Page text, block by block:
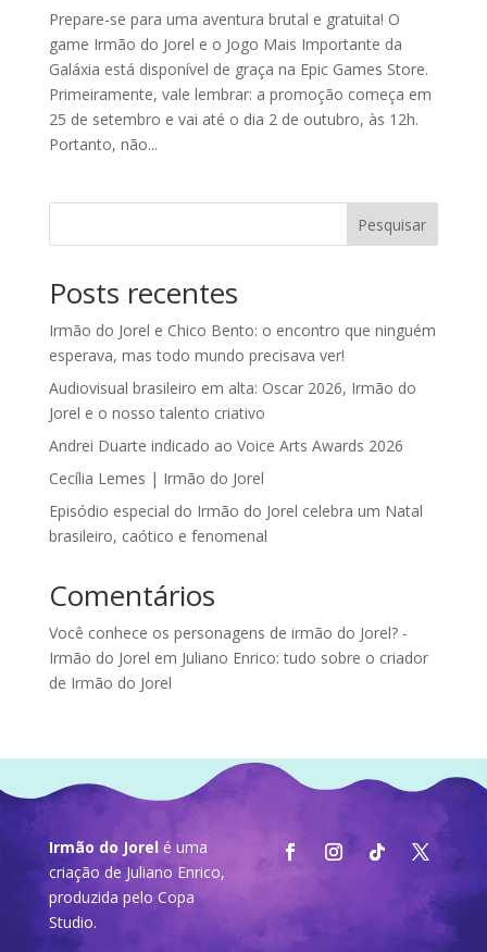
Prepare-se para uma aventura brutal e gratuita! O
game Irmão do Jorel e o Jogo Mais Importante da
Galáxia está disponível de graça na Epic Games Store.
Primeiramente, vale lembrar: a promoção começa em
25 de setembro e vai até o dia 2 de outubro, às 12h.
Portanto, não...
Pesquisar
Posts recentes
Irmão do Jorel e Chico Bento: o encontro que ninguém
esperava, mas todo mundo precisava ver!
Audiovisual brasileiro em alta: Oscar 2026, Irmão do
Jorel e o nosso talento criativo
Andrei Duarte indicado ao Voice Arts Awards 2026
Cecília Lemes | Irmão do Jorel
Episódio especial do Irmão do Jorel celebra um Natal
brasileiro, caótico e fenomenal
Comentários
Você conhece os personagens de irmão do Jorel? -
Irmão do Jorel em Juliano Enrico: tudo sobre o criador
de Irmão do Jorel
Irmão do Jorelé uma
criação de Juliano Enrico,
produzida pelo Copa
Studio.